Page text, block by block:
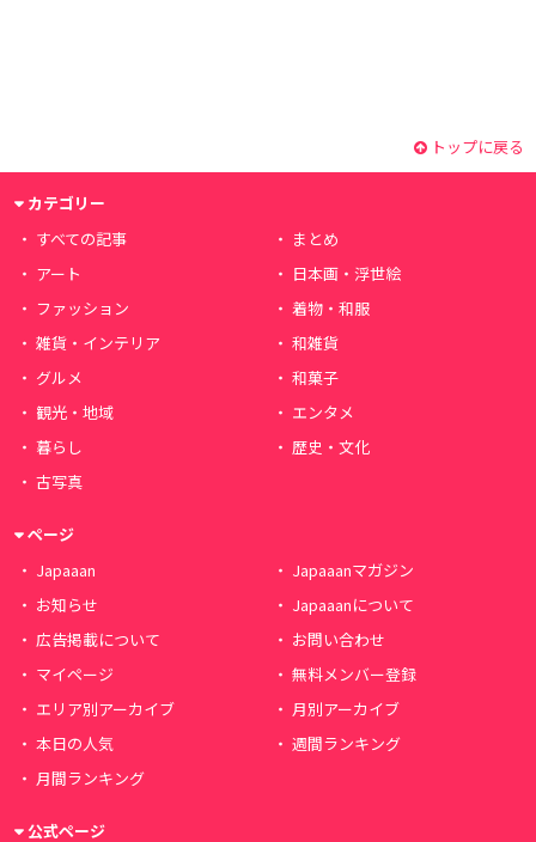
トップに戻る
カテゴリー
すべての記事
まとめ
アート
日本画・浮世絵
ファッション
着物・和服
雑貨・インテリア
和雑貨
グルメ
和菓子
観光・地域
エンタメ
暮らし
歴史・文化
古写真
ページ
Japaaan
Japaaanマガジン
お知らせ
Japaaanについて
広告掲載について
お問い合わせ
マイページ
無料メンバー登録
エリア別アーカイブ
月別アーカイブ
本日の人気
週間ランキング
月間ランキング
公式ページ